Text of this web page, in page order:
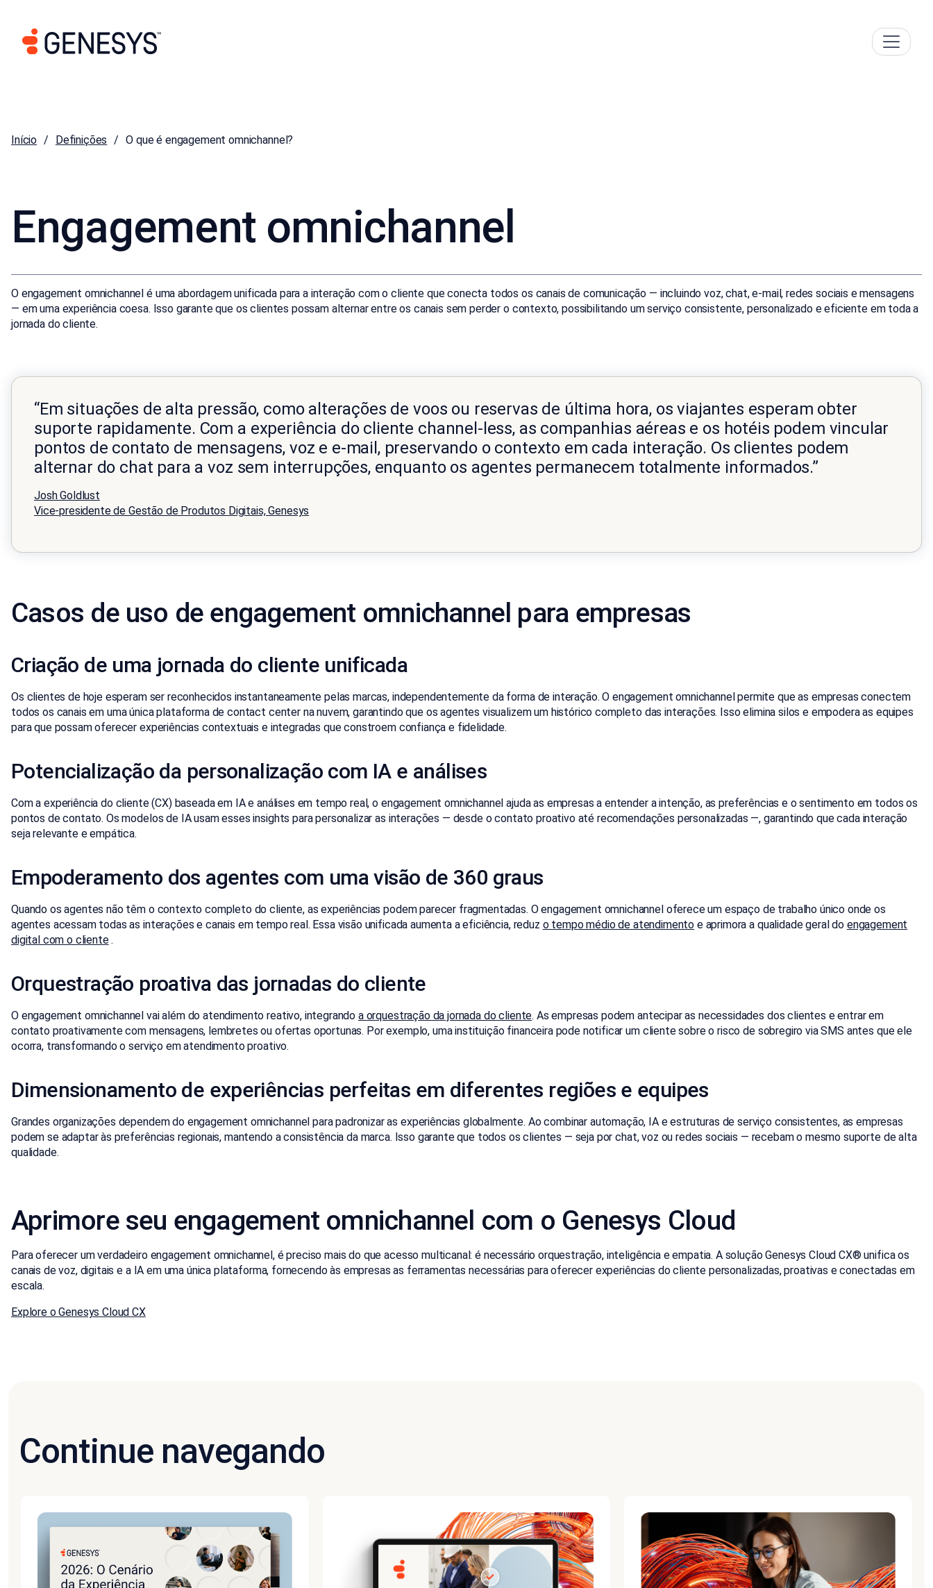
Início Definições O que é engagement omnichannel?
Engagement omnichannel
O engagement omnichannel é uma abordagem unificada para a interação com o cliente que conecta todos os canais de comunicação — incluindo voz, chat, e-mail, redes sociais e mensagens
— em uma experiência coesa. Isso garante que os clientes possam alternar entre os canais sem perder o contexto, possibilitando um serviço consistente, personalizado e eficiente em toda a
jornada do cliente.
“Em situações de alta pressão, como alterações de voos ou reservas de última hora, os viajantes esperam obter
suporte rapidamente. Com a experiência do cliente channel-less, as companhias aéreas e os hotéis podem vincular
pontos de contato de mensagens, voz e e-mail, preservando o contexto em cada interação. Os clientes podem
alternar do chat para a voz sem interrupções, enquanto os agentes permanecem totalmente informados.”
Josh Goldlust
Vice-presidente de Gestão de Produtos Digitais, Genesys
Casos de uso de engagement omnichannel para empresas
Criação de uma jornada do cliente unificada
Os clientes de hoje esperam ser reconhecidos instantaneamente pelas marcas, independentemente da forma de interação. O engagement omnichannel permite que as empresas conectem
todos os canais em uma única plataforma de contact center na nuvem, garantindo que os agentes visualizem um histórico completo das interações. Isso elimina silos e empodera as equipes
para que possam oferecer experiências contextuais e integradas que constroem confiança e fidelidade.
Potencialização da personalização com IA e análises
Com a experiência do cliente (CX) baseada em IA e análises em tempo real, o engagement omnichannel ajuda as empresas a entender a intenção, as preferências e o sentimento em todos os
pontos de contato. Os modelos de IA usam esses insights para personalizar as interações — desde o contato proativo até recomendações personalizadas —, garantindo que cada interação
seja relevante e empática.
Empoderamento dos agentes com uma visão de 360 graus
Quando os agentes não têm o contexto completo do cliente, as experiências podem parecer fragmentadas. O engagement omnichannel oferece um espaço de trabalho único onde os
agentes acessam todas as interações e canais em tempo real. Essa visão unificada aumenta a eficiência, reduz o tempo médio de atendimento e aprimora a qualidade geral do engagement
digital com o cliente.
Orquestração proativa das jornadas do cliente
O engagement omnichannel vai além do atendimento reativo, integrando a orquestração da jornada do cliente. As empresas podem antecipar as necessidades dos clientes e entrar em
contato proativamente com mensagens, lembretes ou ofertas oportunas. Por exemplo, uma instituição financeira pode notificar um cliente sobre o risco de sobregiro via SMS antes que ele
ocorra, transformando o serviço em atendimento proativo.
Dimensionamento de experiências perfeitas em diferentes regiões e equipes
Grandes organizações dependem do engagement omnichannel para padronizar as experiências globalmente. Ao combinar automação, IA e estruturas de serviço consistentes, as empresas
podem se adaptar às preferências regionais, mantendo a consistência da marca. Isso garante que todos os clientes — seja por chat, voz ou redes sociais — recebam o mesmo suporte de alta
qualidade.
Aprimore seu engagement omnichannel com o Genesys Cloud
Para oferecer um verdadeiro engagement omnichannel, é preciso mais do que acesso multicanal: é necessário orquestração, inteligência e empatia. A solução Genesys Cloud CX® unifica os
canais de voz, digitais e a IA em uma única plataforma, fornecendo às empresas as ferramentas necessárias para oferecer experiências do cliente personalizadas, proativas e conectadas em
escala.
Explore o Genesys Cloud CX
Continue navegando